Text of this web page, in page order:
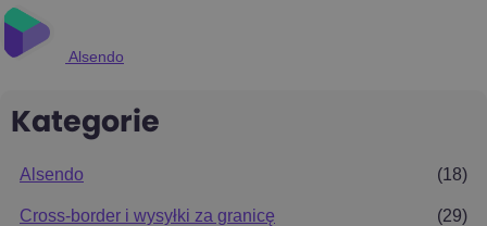
Alsendo
Kategorie
Alsendo (18)
Cross-border i wysyłki za granicę (29)